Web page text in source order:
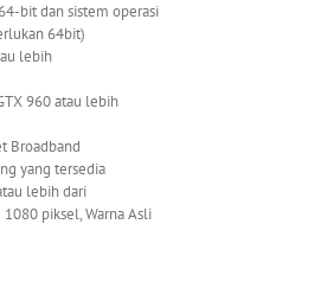
bit dan sistem operasi
64bit)
lebih
960 atau lebih
Broadband
yang tersedia
lebih dari
piksel, Warna Asli